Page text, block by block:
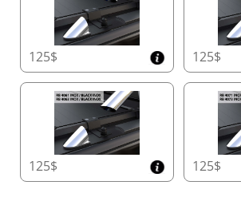
Sistema de Drenagem Dupla
Anti-Folhas
Mantenha a caçamba da sua
funcional com o sistema de
Φ20. Projetado com tecnologia
canais duplos de
até 60 litros por minuto,
desempenho confiável mesmo
climáticas extremas.
Design Compacto do
125$ 125$
125$ 125$